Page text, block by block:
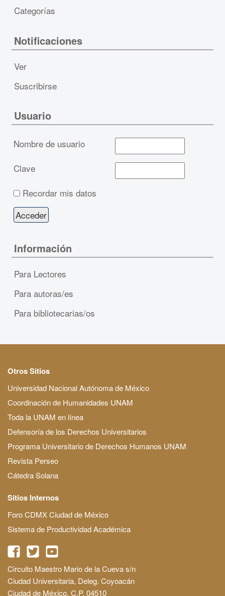
Categorías
Notificaciones
Ver
Suscribirse
Usuario
Nombre de usuario
Clave
Recordar mis datos
Información
Para Lectores
Para autoras/es
Para bibliotecarias/os
Otros Sitios
Universidad Nacional Autónoma de México
Coordinación de Humanidades UNAM
Toda la UNAM en línea
Defensoría de los Derechos Universitarios
Programa Universitario de Derechos Humanos UNAM
Revista Perseo
Cátedra Solana
Sitios Internos
Foro CDMX Ciudad de México
Sistema de Productividad Académica
Circuito Maestro Mario de la Cueva s/n
Ciudad Universitaria, Deleg. Coyoacán
Ciudad de México, C.P. 04510